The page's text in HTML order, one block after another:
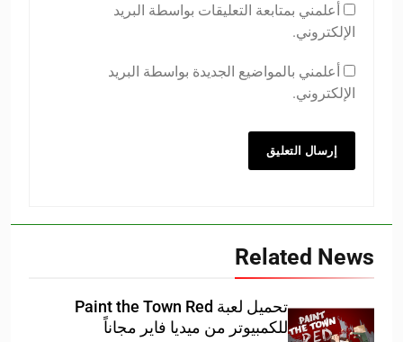
أعلمني بمتابعة التعليقات بواسطة البريد
الإلكتروني.
أعلمني بالمواضيع الجديدة بواسطة البريد
الإلكتروني.
Related News
تحميل لعبة Paint the Town Red
للكمبيوتر من ميديا فاير مجاناً